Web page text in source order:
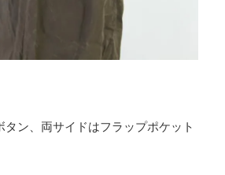
タン、両サイドはフラップポケット